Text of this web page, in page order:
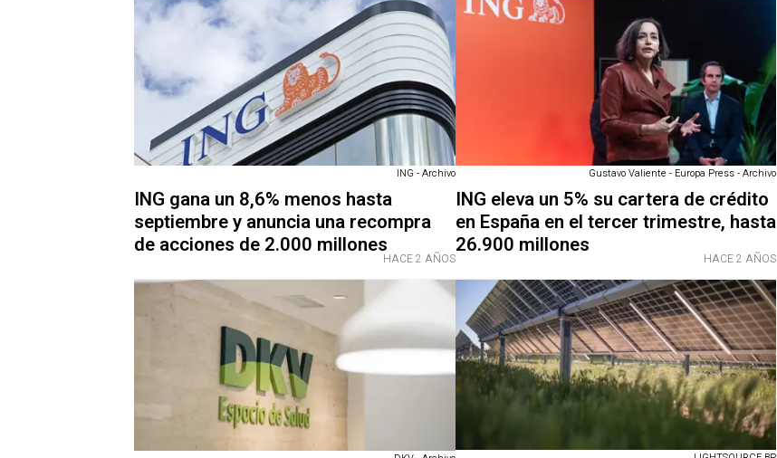
ING - Archivo
ING gana un 8,6% menos hasta
septiembre y anuncia una recompra
de acciones de 2.000 millonesHACE 2 AÑOS
Gustavo Valiente - Europa Press - Archivo
ING eleva un 5% su cartera de crédito
en España en el tercer trimestre, hasta
26.900 millones
HACE 2 AÑOS